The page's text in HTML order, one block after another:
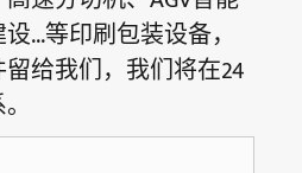
...等印刷包装设备，
给我们，我们将在24